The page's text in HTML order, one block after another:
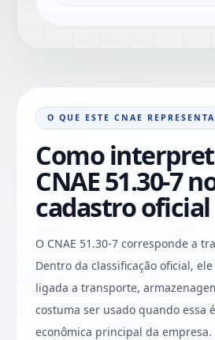
O QUE ESTE CNAE REPRESENTA
Como
CNAE 51.30-7
cadastro oficial
O CNAE 51.30-7 corresponde a
Dentro da classificação oficial,
ligada a transporte,
costuma ser usado quando essa
econômica principal da empresa.